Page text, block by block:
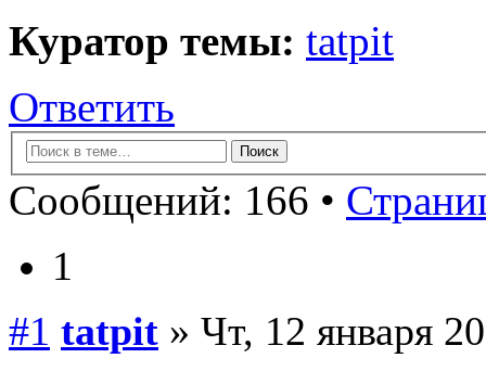
Куратор темы: tatpit
Ответить
Сообщений: 166 •
1
#1 tatpit » Чт, 12 января